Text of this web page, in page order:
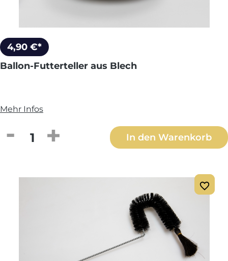
4,90 €*
Ballon-Futterteller aus Blech
Mehr Infos
Produkt Anzahl: Gib den gewünschten
In den Warenkorb